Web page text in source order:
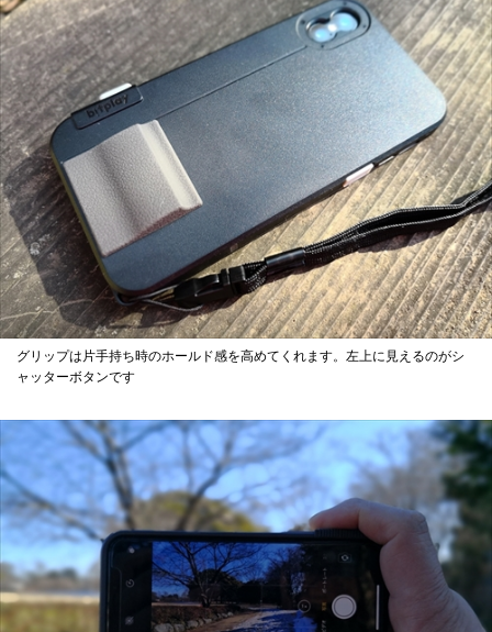
グリップは片手持ち時のホールド感を高めてくれます。左上に見えるのがシ
ャッターボタンです